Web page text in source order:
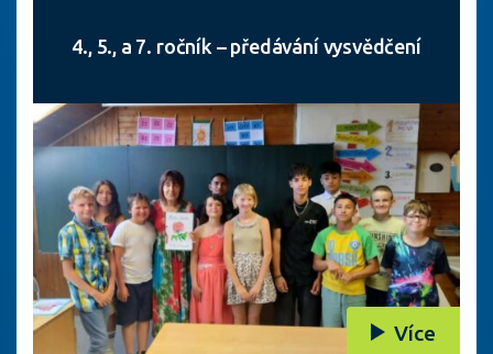
4., 5., a 7. ročník – předávání vysvědčení
Více